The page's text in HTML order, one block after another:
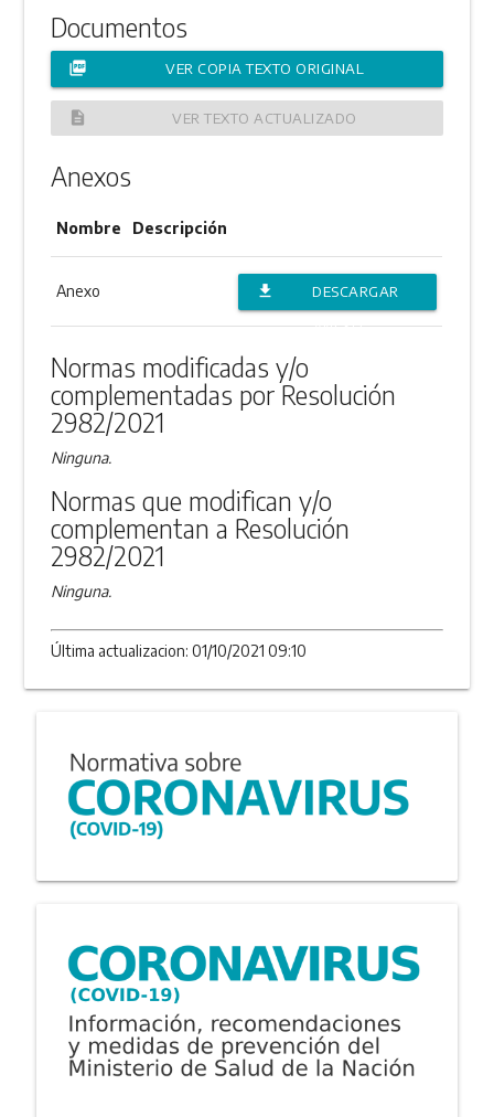
Documentos
picture_as_pdf VER COPIA TEXTO ORIGINAL
description VER TEXTO ACTUALIZADO
Anexos
Nombre Descripción
Anexo file_download
DESCARGAR
ANEXO
Normas modificadas y/o
complementadas por Resolución
2982/2021
Ninguna.
Normas que modifican y/o
complementan a Resolución
2982/2021
Ninguna.
Última actualizacion: 01/10/2021 09:10